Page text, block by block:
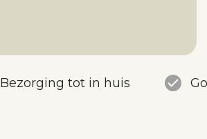
Bezorging tot in huis